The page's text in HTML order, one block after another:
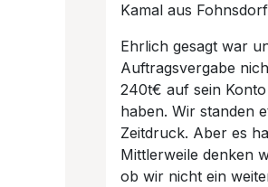
Kamal aus
Ehrlich gesagt war
Auftragsvergabe
240t€ auf sein
haben. Wir standen
Zeitdruck. Aber es
Mittlerweile denken
ob wir nicht ein